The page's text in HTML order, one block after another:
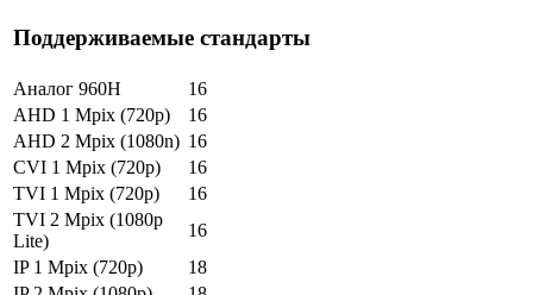
Поддерживаемые стандарты
Аналог 960H
16
AHD 1 Mpix (720p)
16
AHD 2 Mpix (1080n) 16
CVI 1 Mpix (720p)
16
TVI 1 Mpix (720p)
16
TVI 2 Mpix (1080p
Lite)
16
IP 1 Mpix (720p)
18